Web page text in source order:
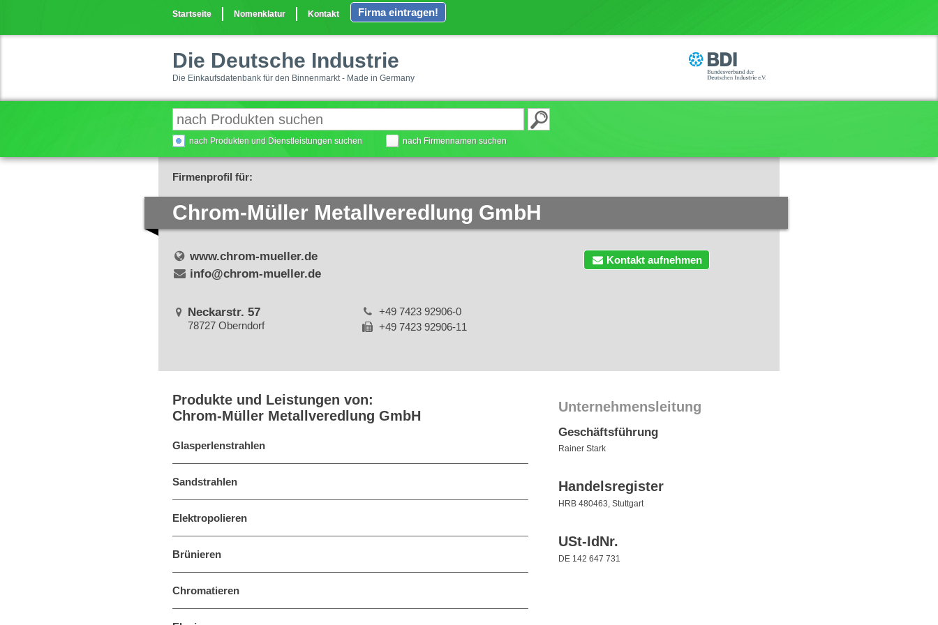
Startseite Nomenklatur Kontakt Firma eintragen!
Die Deutsche Industrie
Die Einkaufsdatenbank für den Binnenmarkt - Made in Germany
nach Produkten und Dienstleistungen suchen nach Firmennamen suchen
Firmenprofil für:
Chrom-Müller Metallveredlung GmbH
Kontakt aufnehmen
www.chrom-mueller.de
info@chrom-mueller.de
Neckarstr. 57
78727 Oberndorf
+49 7423 92906-0
+49 7423 92906-11
Produkte und Leistungen von:
Chrom-Müller Metallveredlung GmbH
Glasperlenstrahlen
Sandstrahlen
Elektropolieren
Brünieren
Chromatieren
Unternehmensleitung
Geschäftsführung
Rainer Stark
Handelsregister
HRB 480463, Stuttgart
USt-IdNr.
DE 142 647 731